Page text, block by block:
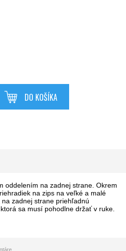
DO KOŠÍKA
oddelením na zadnej strane. Okrem
na zips na veľké a malé
zadnej strane priehľadnú
sa musí pohodlne držať v ruke.